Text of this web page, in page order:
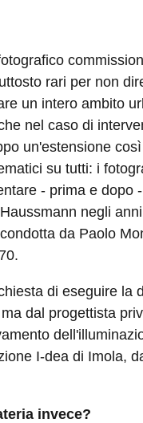
rari per non
un intero ambito
nel caso di
un'estensione
su tutti: i
- prima e dopo
negli
da Paolo
di eseguire la
dal progettista
I-dea di Imola,
invece?